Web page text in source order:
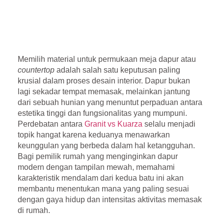
Memilih material untuk permukaan meja dapur atau
countertopadalah salah satu keputusan paling
krusial dalam proses desain interior. Dapur bukan
lagi sekadar tempat memasak, melainkan jantung
dari sebuah hunian yang menuntut perpaduan antara
estetika tinggi dan fungsionalitas yang mumpuni.
Perdebatan antara Granit vs Kuarza selalu menjadi
topik hangat karena keduanya menawarkan
keunggulan yang berbeda dalam hal ketangguhan.
Bagi pemilik rumah yang menginginkan dapur
modern dengan tampilan mewah, memahami
karakteristik mendalam dari kedua batu ini akan
membantu menentukan mana yang paling sesuai
dengan gaya hidup dan intensitas aktivitas memasak
di rumah.